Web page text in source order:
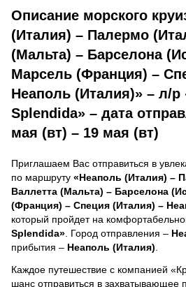
Описание морского
(Италия) – Палермо
(Мальта) – Барселона
Марсель (Франция) –
Неаполь (Италия)» – л/р
Splendida» – дата
мая (вт) – 19 мая (вт)
Приглашаем Вас отправиться в
по маршруту «Неаполь (Италия) –
Валлетта (Мальта) – Барселона
(Франция) – Специя (Италия) –
который пройдет на
Splendida» . Город отправления –
прибытия – Неаполь (Италия)
Каждое путешествие с компанией
шанс отправиться в захватывающее